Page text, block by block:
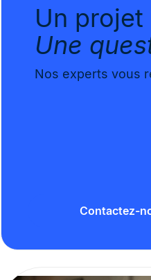
Un projet
Une
Nos experts vous
Contactez-